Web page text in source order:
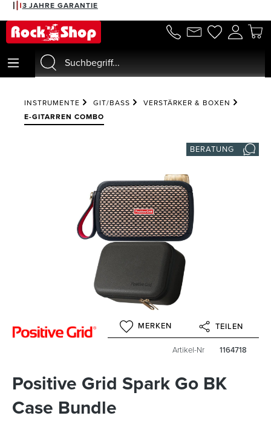
springen
3 JAHRE GARANTIE
INSTRUMENTE GIT/BASS
VERSTÄRKER & BOXEN
E-GITARREN COMBO
BERATUNG
MERKEN TEILEN
Artikel-Nr 1164718
Positive Grid Spark Go BK
Case Bundle